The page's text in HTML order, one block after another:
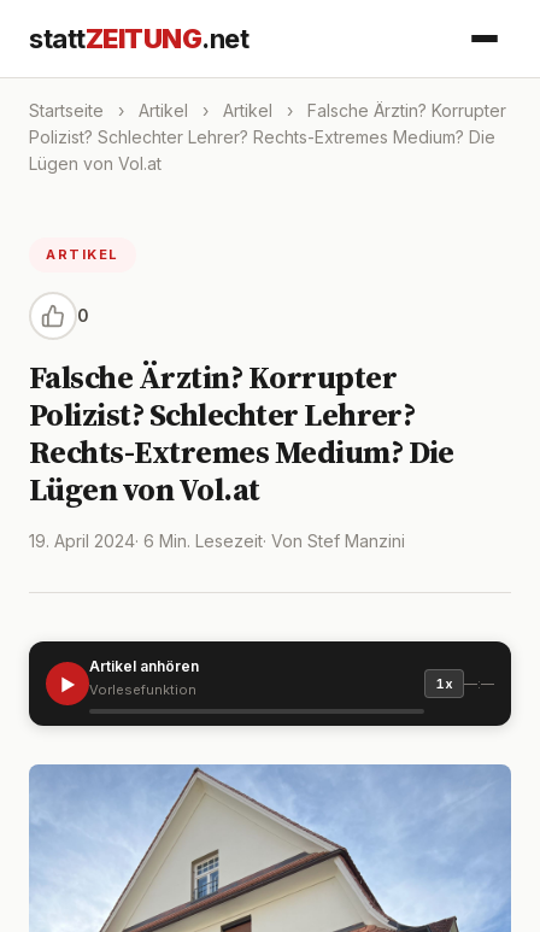
stattZEITUNG.net
Startseite › Artikel › Artikel ›
Falsche Ärztin? Korrupter
Polizist? Schlechter Lehrer? Rechts-Extremes Medium? Die
Lügen von Vol.at
ARTIKEL
0
Falsche Ärztin? Korrupter
Polizist? Schlechter Lehrer?
Rechts-Extremes Medium? Die
Lügen von Vol.at
19. April 2024· 6 Min. Lesezeit· Von Stef Manzini
▶
Artikel anhören
Vorlesefunktion 1x —:—